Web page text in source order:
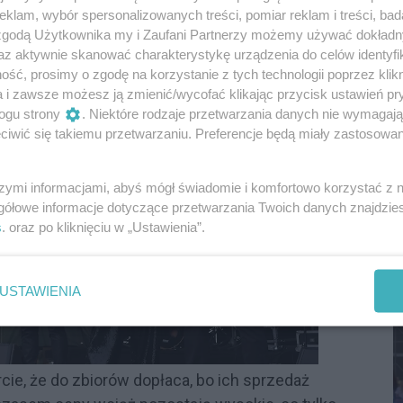
otrzymać można zaledwie 20–30 groszy.
że do zbiorów dopłaca, bo ich sprzedaż
wybór spersonalizowanych treści, pomiar reklam i treści,
Użytkownika my i Zaufani Partnerzy możemy używać
aktywnie skanować charakterystykę urządzenia do celów
prosimy o zgodę na korzystanie z tych technologii poprzez
i zawsze możesz ją zmienić/wycofać klikając przycisk ustawień
strony
. Niektóre rodzaje przetwarzania danych nie
się takiemu przetwarzaniu. Preferencje będą miały
informacjami, abyś mógł świadomie i komfortowo korzystać z
informacje dotyczące przetwarzania Twoich danych
. oraz po kliknięciu w „Ustawienia”.
USTAWIENIA